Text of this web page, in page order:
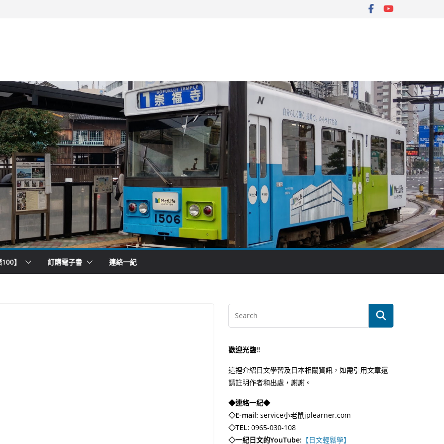
】 訂購電子書 連絡一紀
歡迎光臨!!
這裡介紹日文學習及日本相關資訊，如需引用文章還
請註明作者和出處，謝謝。
◆連絡一紀◆
◇E-mail: service小老鼠jplearner.com
◇TEL: 0965-030-108
◇一紀日文的YouTube: 【日文輕鬆學】